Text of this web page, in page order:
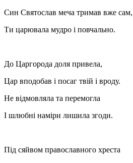
Син Святослав меча тримав вже сам,
Ти царювала мудро і повчально.
До Царгорода доля привела,
Цар вподобав і посаг твій і вроду.
Не відмовляла та перемогла
І шлюбні наміри лишила згоди.
Під сяйвом православного хреста